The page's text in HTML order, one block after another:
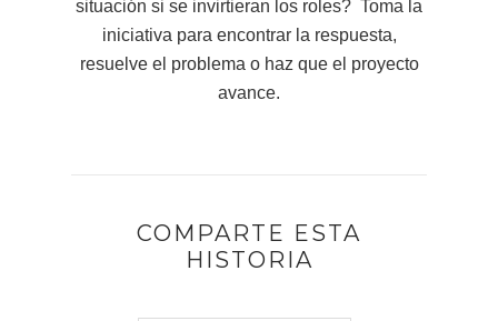
situación si se invirtieran los roles? Toma la
iniciativa para encontrar la respuesta,
resuelve el problema o haz que el proyecto
avance.
COMPARTE ESTA
HISTORIA